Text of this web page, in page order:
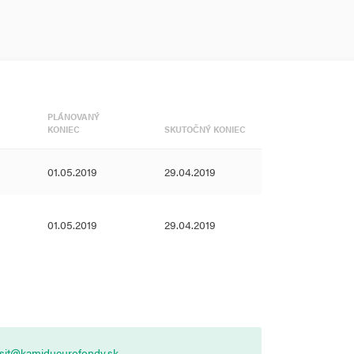
PLÁNOVANÝ
KONIEC
SKUTOČNÝ KONIEC
01.05.2019 29.04.2019
01.05.2019 29.04.2019